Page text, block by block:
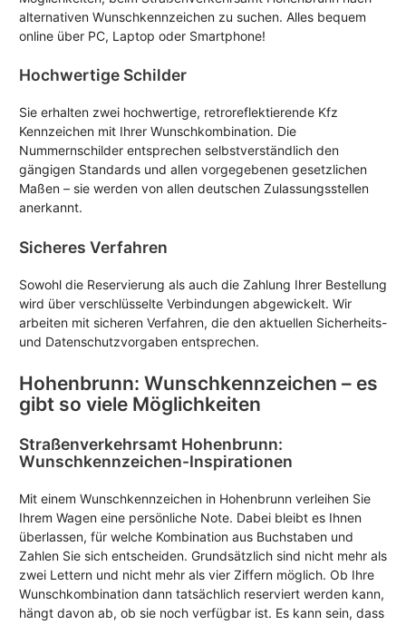
alternativen Wunschkennzeichen zu suchen. Alles bequem
online über PC, Laptop oder Smartphone!
Hochwertige Schilder
Sie erhalten zwei hochwertige, retroreflektierende Kfz
Kennzeichen mit Ihrer Wunschkombination. Die
Nummernschilder entsprechen selbstverständlich den
gängigen Standards und allen vorgegebenen gesetzlichen
Maßen – sie werden von allen deutschen Zulassungsstellen
anerkannt.
Sicheres Verfahren
Sowohl die Reservierung als auch die Zahlung Ihrer Bestellung
wird über verschlüsselte Verbindungen abgewickelt. Wir
arbeiten mit sicheren Verfahren, die den aktuellen Sicherheits-
und Datenschutzvorgaben entsprechen.
Hohenbrunn: Wunschkennzeichen – es
gibt so viele Möglichkeiten
Straßenverkehrsamt Hohenbrunn:
Wunschkennzeichen-Inspirationen
Mit einem Wunschkennzeichen in Hohenbrunn verleihen Sie
Ihrem Wagen eine persönliche Note. Dabei bleibt es Ihnen
überlassen, für welche Kombination aus Buchstaben und
Zahlen Sie sich entscheiden. Grundsätzlich sind nicht mehr als
zwei Lettern und nicht mehr als vier Ziffern möglich. Ob Ihre
Wunschkombination dann tatsächlich reserviert werden kann,
hängt davon ab, ob sie noch verfügbar ist. Es kann sein, dass